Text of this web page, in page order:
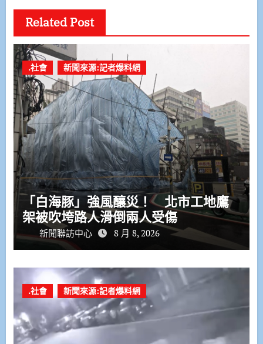
Related Post
.社會 新聞來源:記者爆料網
「白海豚」強風釀災！ 北市工地鷹
架被吹垮路人滑倒兩人受傷
新聞聯訪中心 8 月 8, 2026
.社會 新聞來源:記者爆料網